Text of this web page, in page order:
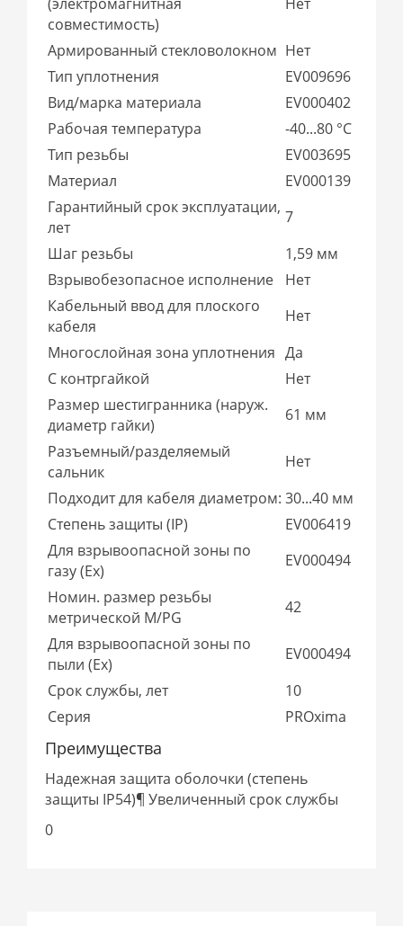
совместимость)
Армированный стекловолокном Нет
Тип уплотнения
EV009696
Вид/марка материала
EV000402
Рабочая температура
-40...80 °C
Тип резьбы
EV003695
Материал
EV000139
Гарантийный срок эксплуатации,
лет
7
Шаг резьбы
1,59 мм
Взрывобезопасное исполнение
Нет
Кабельный ввод для плоского
кабеля
Нет
Многослойная зона уплотнения Да
С контргайкой
Нет
Размер шестигранника (наруж.
диаметр гайки)
61 мм
Разъемный/разделяемый
сальник
Нет
Подходит для кабеля диаметром: 30...40 мм
Степень защиты (IP)
EV006419
Для взрывоопасной зоны по
газу (Ex)
EV000494
Номин. размер резьбы
метрической M/PG
42
Для взрывоопасной зоны по
пыли (Ex)
EV000494
Срок службы, лет
10
Серия
PROxima
Преимущества
Надежная защита оболочки (степень
защиты IP54)¶ Увеличенный срок службы
0